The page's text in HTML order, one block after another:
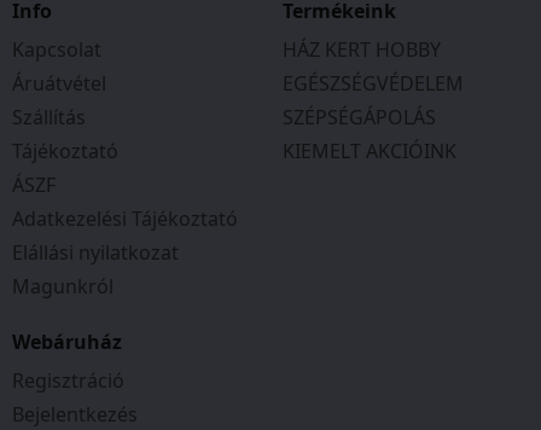
Info
Kapcsolat
Áruátvétel
Szállítás
Tájékoztató
ÁSZF
Adatkezelési Tájékoztató
Elállási nyilatkozat
Magunkról
Termékeink
HÁZ KERT HOBBY
EGÉSZSÉGVÉDELEM
SZÉPSÉGÁPOLÁS
KIEMELT AKCIÓINK
Webáruház
Regisztráció
Bejelentkezés